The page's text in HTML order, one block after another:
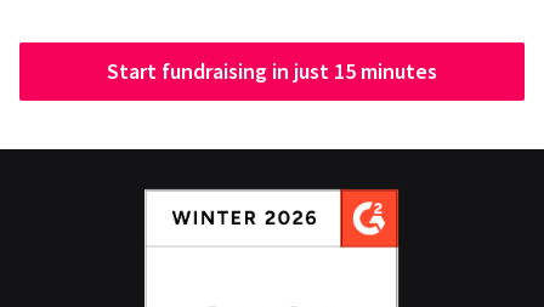
Start fundraising in just 15 minutes